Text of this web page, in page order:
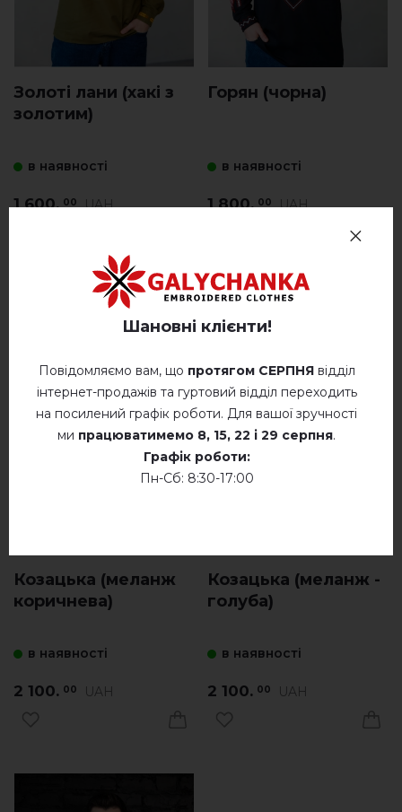
Золоті лани (хакі з
золотим)
в наявності
1 600. 00 UAH
Горян (чорна)
в наявності
1 800. 00 UAH
Козацька (меланж
коричнева)
в наявності
2 100. 00 UAH
Козацька (меланж -
голуба)
в наявності
2 100. 00 UAH
Шановні клієнти!
Повідомляємо вам, що протягом СЕРПНЯвідділ
інтернет-продажів та гуртовий відділ переходить
на посилений графік роботи. Для вашої зручності
ми працюватимемо 8, 15, 22 і 29 серпня.
Графік роботи:
Пн-Сб: 8:30-17:00